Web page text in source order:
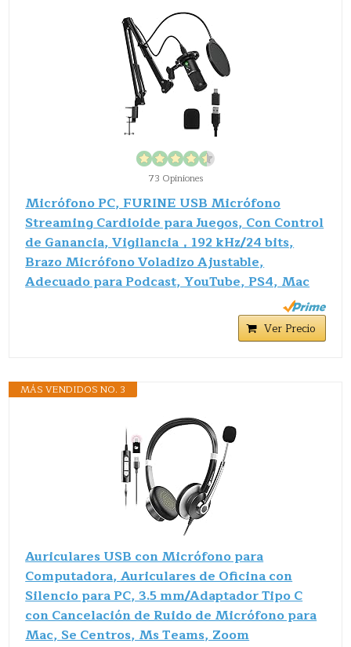
73 Opiniones
Micrófono PC, FURINE USB Micrófono
Streaming Cardioide para Juegos, Con Control
de Ganancia, Vigilancia，192 kHz/24 bits,
Brazo Micrófono Voladizo Ajustable,
Adecuado para Podcast, YouTube, PS4, Mac
Ver Precio
MÁS VENDIDOS NO. 3
Auriculares USB con Micrófono para
Computadora, Auriculares de Oficina con
Silencio para PC, 3.5 mm/Adaptador Tipo C
con Cancelación de Ruido de Micrófono para
Mac, Se Centros, Ms Teams, Zoom